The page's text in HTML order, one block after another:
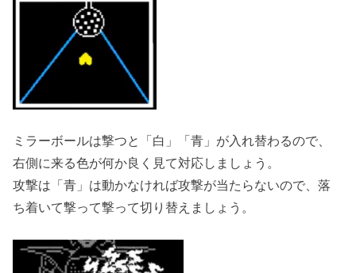
ミラーボールは撃つと「白」「青」が入れ替わるので、
右側に来る色が何か良く見て対応しましょう。
攻撃は「青」は動かなければ攻撃が当たらないので、落
ち着いて撃って撃って切り替えましょう。